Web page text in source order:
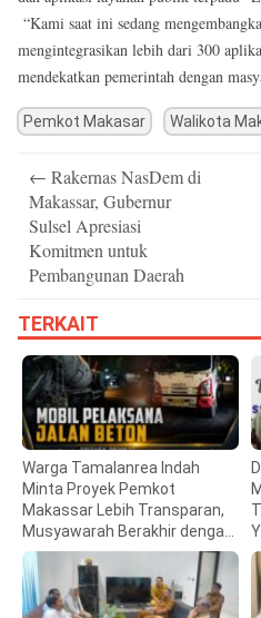
“Kami saat ini sedang
mengintegrasikan lebih dari 300
mendekatkan pemerintah dengan
Pemkot Makasar Walikota
navigation
← Rakernas NasDem di
Makassar, Gubernur
Sulsel Apresiasi
Komitmen untuk
Pembangunan Daerah
TERKAIT
Warga Tamalanrea Indah
Minta Proyek Pemkot
Makassar Lebih Transparan,
Musyawarah Berakhir dengan
Kesepakatan